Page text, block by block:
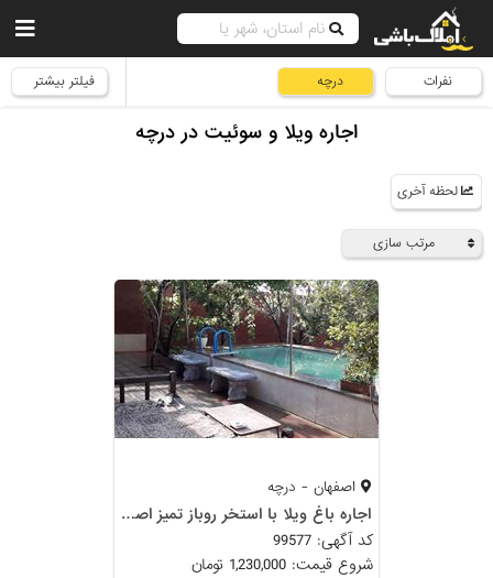
نفرات درچه فیلتر بیشتر
اجاره ویلا و سوئیت در درچه
لحظه آخری
مرتب سازی
اصفهان - درچه
اجاره باغ ویلا با استخر روباز تمیز اصفهان
کد آگهی: 99577
شروع قیمت: 1,230,000 تومان